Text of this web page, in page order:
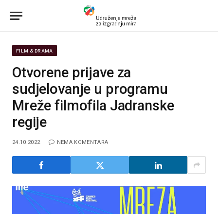
FILM & DRAMA
Otvorene prijave za
sudjelovanje u programu
Mreže filmofila Jadranske
regije
24.10.2022 NEMA KOMENTARA